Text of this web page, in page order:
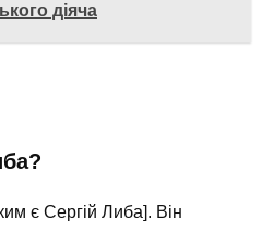
діяча
є Сергій Либа]. Він